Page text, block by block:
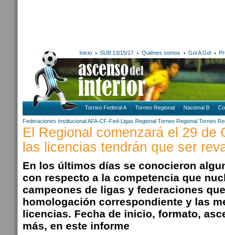
Inicio SUB 13/15/17 Quiénes somos Gol A Gol
Torneo Federal A Torneo Regional Nacional B
Federaciones Institucional AFA-CF-Fed-Ligas Regional Torneo Regional Torneo
El Regional comenzará el 29 de
las licencias tendrán que ser
En los últimos días se conocieron
con respecto a la competencia que
campeones de ligas y federaciones
homologación correspondiente y las
licencias. Fecha de inicio, formato,
más, en este informe